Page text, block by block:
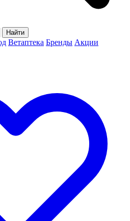
Найти
Ветаптека Бренды Акции